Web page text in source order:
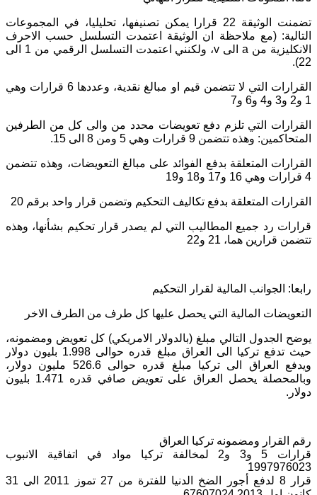
تضمنت الوثيقة 22 قرارا يمكن تصنيفها، تحليليا، في المجموعات
التالية: (مع ملاحظة ان الوثيقة اعتمدت التسلسل حسب الاحرف
الانكليزية من a الى v، ولكنني اعتمدت التسلسل الرقمي من 1 الى
22).
القرارات التي لا تتضمن قيم او مبالغ نقدية، وعددها 6 قرارات وهي
1 و2 و3 و4 و6 و7
القرارات التي تلزم دفع تعويضات محدد من والى كل من الطرفين
المتحاكمين: وهذه تتضمن 9 قرارات وهي 5 ومن 8 الى 15.
القرارات المتعلقة بدفع الفوائد على مبالغ التعويضات، وهذه تتضمن
4 قرارات وهي 16 و17 و18 و19
القرارات المتعلقة بدفع تكاليف التحكيم وتضمن قرار واحد برقم 20
قرارات رد جميع المطاليب التي لم يصدر قرار تحكيم بشأنها، وهذه
تتضمن قرارين هما، 21 و22
رابعا: الجوانب المالية لقرار التحكيم
التعويضات المالية التي يحصل عليها كل طرف من الطرف الاخر
يوضح الجدول التالي مبلغ (بالدولار الامريكي) كل تعويض ومضمونه،
حيث تدفع تركيا الى العراق مبلغ قدره حوالى 1.998 بليون دولار
ويدفع العراق الى تركيا مبلغ قدره حوالى 526.6 مليون دولار،
وبالمحصلة يحصل العراق على تعويض صافي قدره 1.471 بليون
دولار.
رقم القرار ومضمونه تركيا العراق
قرارات 5 و3 و2 لمخالفة تركيا مواد في اتفاقية الانبوب
1997976023
قرار 8 لدفع أجور الضخ الدنيا للفترة من 27 تموز 2011 الى 31